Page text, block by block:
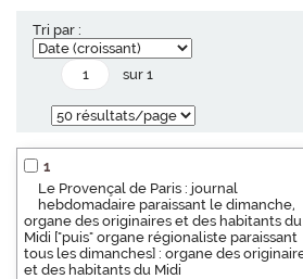
Tri par :
sur 1
1
Le Provençal de Paris : journal
hebdomadaire paraissant le dimanche,
organe des originaires et des habitants du
Midi ["puis" organe régionaliste paraissant
tous les dimanches] : organe des
et des habitants du Midi